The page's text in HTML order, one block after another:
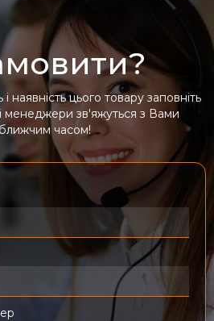
наявність цього товару заповніть
зв'яжуться з Вами
часом!